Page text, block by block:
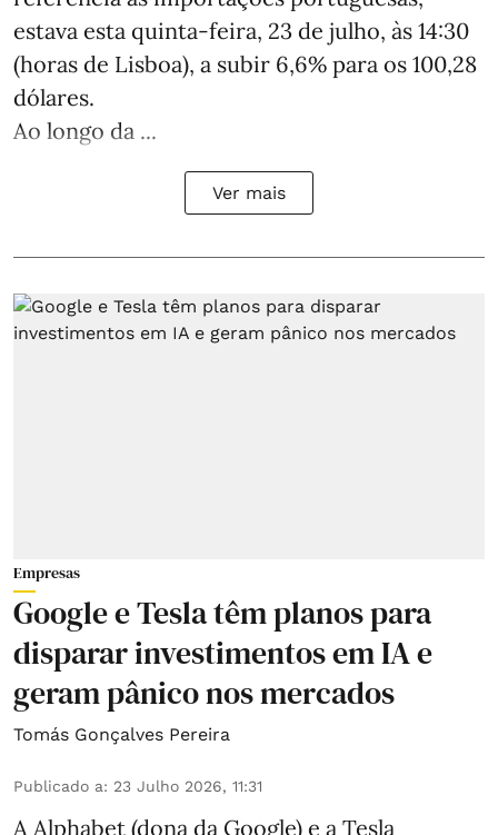
estava esta quinta-feira, 23 de julho, às 14:30
(horas de Lisboa), a subir 6,6% para os 100,28
dólares.
Ao longo da ...
Ver mais
Empresas
Google e Tesla têm planos para
disparar investimentos em IA e
geram pânico nos mercados
Tomás Gonçalves Pereira
Publicado a: 23 Julho 2026, 11:31
A Alphabet (dona da Google) e a Tesla